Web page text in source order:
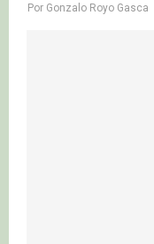
Por Gonzalo Royo Gasca